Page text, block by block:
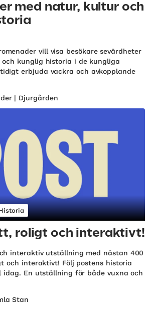
med natur, kultur och
vill visa besökare sevärdheter
kunglig historia i de kungliga
erbjuda vackra och avkopplande
| Djurgården
roligt och interaktivt!
interaktiv utställning med nästan 400
och interaktivt! Följ postens historia
En utställning för både vuxna och
Stan